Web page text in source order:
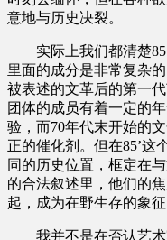
意地与历史决裂。
实际上我们都清楚85’
里面的成分是非常复杂
被表述的文革后的第一
团体的成员有着一定的
验，而70年代末开始的
正的催化剂。但在85’这
同的历史位置，框定在
的合法叙述里，他们的
起，成为在野生存的象征
我并不是在否认艺术